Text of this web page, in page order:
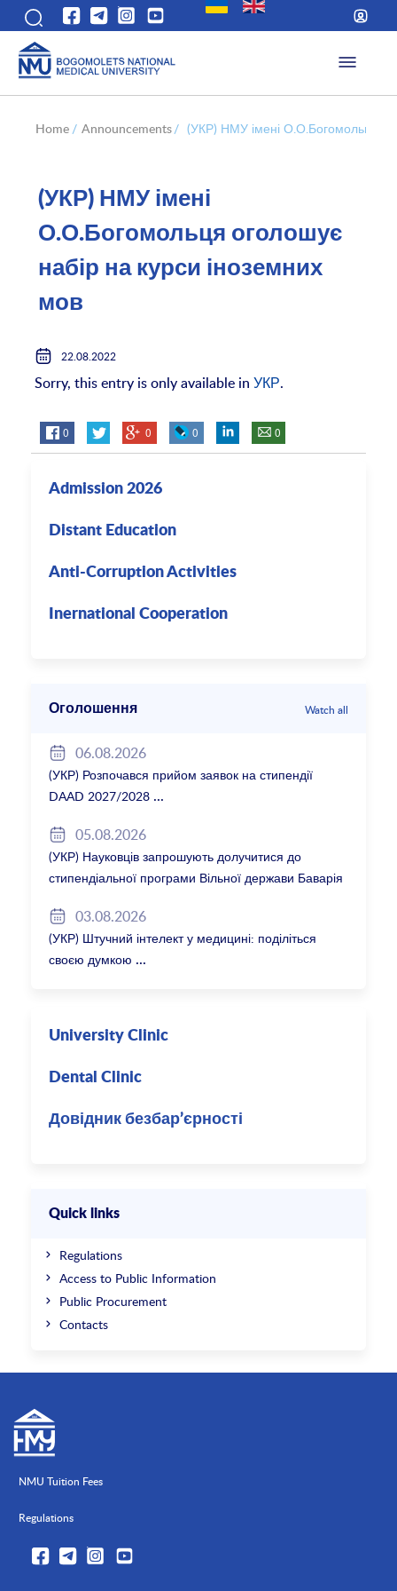
Home / Announcements/ (УКР) НМУ імені О.О.Богомольця
(УКР) НМУ імені
О.О.Богомольця оголошує
набір на курси іноземних
мов
22.08.2022
Sorry, this entry is only available inУКР.
0 0 0 0
Admission 2026
Distant Education
Anti-Corruption Activities
Inernational Cooperation
Оголошення Watch all
06.08.2026
(УКР) Розпочався прийом заявок на стипендії
DAAD 2027/2028
05.08.2026
(УКР) Науковців запрошують долучитися до
стипендіальної програми Вільної держави Баварія
03.08.2026
(УКР) Штучний інтелект у медицині: поділіться
своєю думкою
University Clinic
Dental Clinic
Довідник безбар’єрності
Quick links
Regulations
Access to Public Information
Public Procurement
Contacts
NMU Tuition Fees
Regulations